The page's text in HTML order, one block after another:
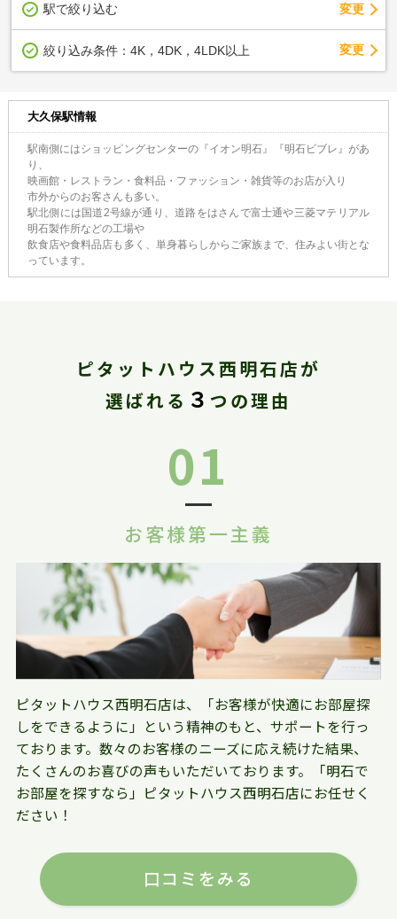
駅で絞り込む 変更
絞り込み条件： 4K，4DK，4LDK以上 変更
大久保駅情報
駅南側にはショッピングセンターの『イオン明石』『明石ビブレ』があ
り、
映画館・レストラン・食料品・ファッション・雑貨等のお店が入り
市外からのお客さんも多い。
駅北側には国道2号線が通り、道路をはさんで富士通や三菱マテリアル
明石製作所などの工場や
飲食店や食料品店も多く、単身暮らしからご家族まで、住みよい街とな
っています。
ピタットハウス西明石店が
選ばれる ３ つの理由
01
お客様第一主義
ピタットハウス西明石店は、「お客様が快適にお部屋探
しをできるように」という精神のもと、サポートを行っ
ております。数々のお客様のニーズに応え続けた結果、
たくさんのお喜びの声もいただいております。「明石で
お部屋を探すなら」ピタットハウス西明石店にお任せく
ださい！
口コミをみる